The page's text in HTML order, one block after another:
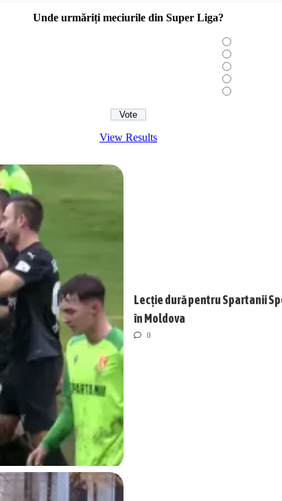
Unde urmăriți meciurile din Super Liga?
View Results
Lecție dură pentru Spartanii
în Moldova
0